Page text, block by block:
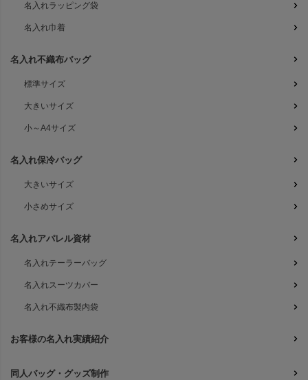
名入れラッピング袋
名入れ巾着
名入れ不織布バッグ
標準サイズ
大きいサイズ
小～A4サイズ
名入れ保冷バッグ
大きいサイズ
小さめサイズ
名入れアパレル資材
名入れテーラーバッグ
名入れスーツカバー
名入れ不織布製内袋
お客様の名入れ実績紹介
同人バッグ・グッズ制作